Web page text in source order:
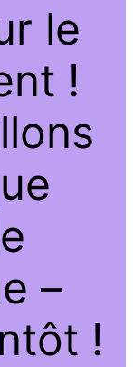
le
!
–
!